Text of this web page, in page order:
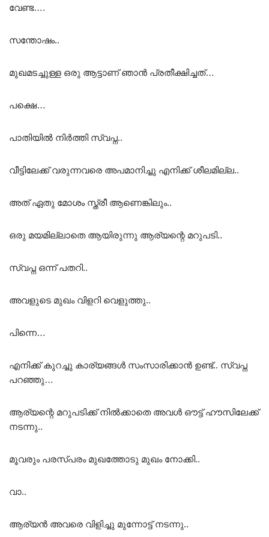
വേണ്ട….
സന്തോഷം..
മുഖമടച്ചുള്ള ഒരു ആട്ടാണ് ഞാൻ പ്രതീക്ഷിച്ചത്…
പക്ഷെ…
പാതിയിൽ നിർത്തി സ്വപ്ന..
വീട്ടിലേക്ക് വരുന്നവരെ അപമാനിച്ചു എനിക്ക് ശീലമില്ല..
അത് ഏതു മോശം സ്ത്രീ ആണെങ്കിലും..
ഒരു മയമില്ലാതെ ആയിരുന്നു ആര്യന്റെ മറുപടി..
സ്വപ്ന ഒന്ന് പതറി..
അവളുടെ മുഖം വിളറി വെളുത്തു..
പിന്നെ…
എനിക്ക് കുറച്ചു കാര്യങ്ങൾ സംസാരിക്കാൻ ഉണ്ട്.. സ്വപ്ന
പറഞ്ഞു…
ആര്യന്റെ മറുപടിക്ക് നിൽക്കാതെ അവൾ ഔട്ട്‌ ഹൗസിലേക്ക്
നടന്നു..
മൂവരും പരസ്പരം മുഖത്തോടു മുഖം നോക്കി..
വാ..
ആര്യൻ അവരെ വിളിച്ചു മുന്നോട്ട് നടന്നു..